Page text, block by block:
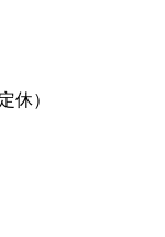
休）